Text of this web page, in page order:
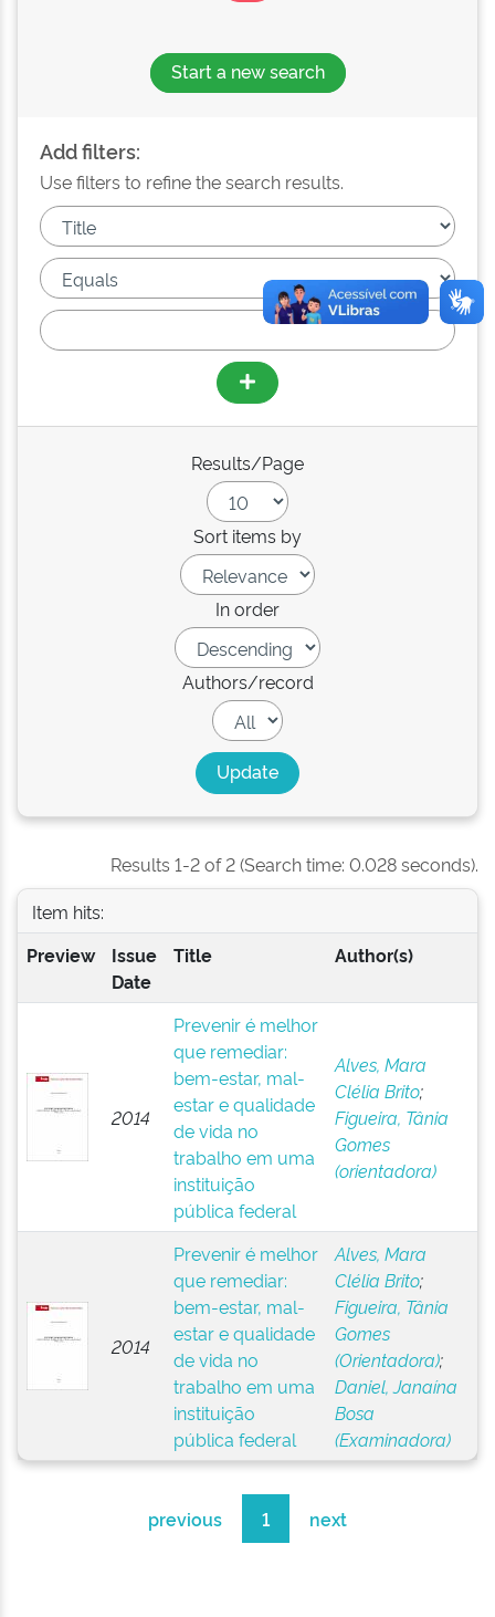
Start a new search
Add filters:
Use filters to refine the search results.
Results/Page
Sort items by
In order
Authors/record
Results 1-2 of 2 (Search time: 0.028 seconds).
Item hits:
Preview
Issue
Date
Title Author(s)
2014
Prevenir é melhor
que remediar:
bem-estar, mal-
estar e qualidade
de vida no
trabalho em uma
instituição
pública federal
Alves, Mara
Clélia Brito;
Figueira, Tânia
Gomes
(orientadora)
2014
Prevenir é melhor
que remediar:
bem-estar, mal-
estar e qualidade
de vida no
trabalho em uma
instituição
pública federal
Alves, Mara
Clélia Brito;
Figueira, Tânia
Gomes
(Orientadora);
Daniel, Janaína
Bosa
(Examinadora)
previous 1 next